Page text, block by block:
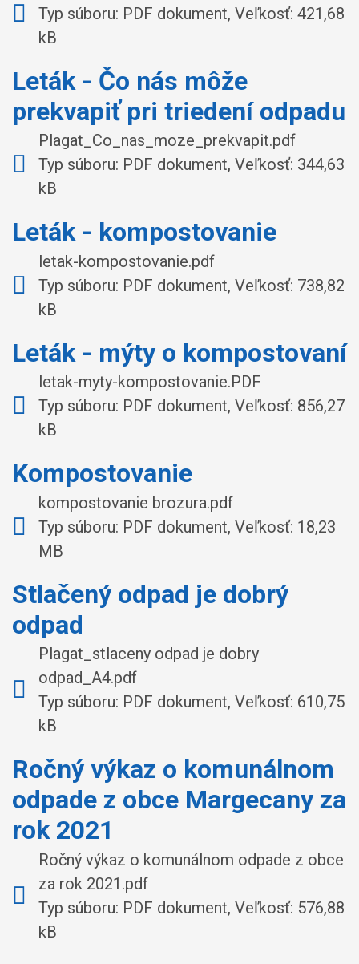
Typ súboru: PDF dokument, Veľkosť: 421,68
kB
Leták - Čo nás môže
prekvapiť pri triedení odpadu
Plagat_Co_nas_moze_prekvapit.pdf
Typ súboru: PDF dokument, Veľkosť: 344,63
kB
Leták - kompostovanie
letak-kompostovanie.pdf
Typ súboru: PDF dokument, Veľkosť: 738,82
kB
Leták - mýty o kompostovaní
letak-myty-kompostovanie.PDF
Typ súboru: PDF dokument, Veľkosť: 856,27
kB
Kompostovanie
kompostovanie brozura.pdf
Typ súboru: PDF dokument, Veľkosť: 18,23
MB
Stlačený odpad je dobrý
odpad
Plagat_stlaceny odpad je dobry
odpad_A4.pdf
Typ súboru: PDF dokument, Veľkosť: 610,75
kB
Ročný výkaz o komunálnom
odpade z obce Margecany za
rok 2021
Ročný výkaz o komunálnom odpade z obce
za rok 2021.pdf
Typ súboru: PDF dokument, Veľkosť: 576,88
kB